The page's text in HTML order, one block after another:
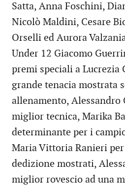
Satta, Anna Foschini,
Nicolò Maldini, Cesare
Orselli ed Aurora
Under 12 Giacomo
premi speciali a Lucrezia
grande tenacia mostrata
allenamento, Alessandro
miglior tecnica, Marika
determinante per i
Maria Vittoria Ranieri
dedizione mostrati,
miglior rovescio ad una